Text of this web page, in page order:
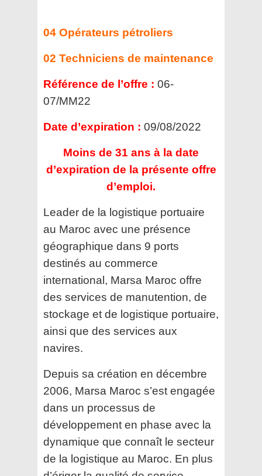
04 Opérateurs pétroliers
02 Techniciens de maintenance
Référence de l’offre : 06-
07/MM22
Date d’expiration : 09/08/2022
Moins de 31 ans à la date
d’expiration de la présente offre
d’emploi.
Leader de la logistique portuaire
au Maroc avec une présence
géographique dans 9 ports
destinés au commerce
international, Marsa Maroc offre
des services de manutention, de
stockage et de logistique portuaire,
ainsi que des services aux
navires.
Depuis sa création en décembre
2006, Marsa Maroc s’est engagée
dans un processus de
développement en phase avec la
dynamique que connaît le secteur
de la logistique au Maroc. En plus